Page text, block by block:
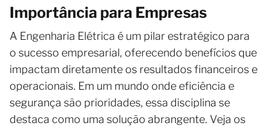
Importância para Empresas
A Engenharia Elétrica é um pilar estratégico para
o sucesso empresarial, oferecendo benefícios que
impactam diretamente os resultados financeiros e
operacionais. Em um mundo onde eficiência e
segurança são prioridades, essa disciplina se
destaca como uma solução abrangente. Veja os